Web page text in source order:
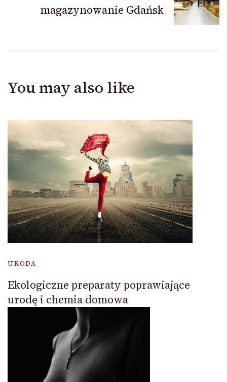
magazynowanie Gdańsk
You may also like
URODA
Ekologiczne preparaty poprawiające
urodę i chemia domowa